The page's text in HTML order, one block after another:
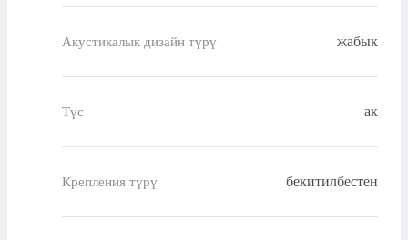
Акустикалык дизайн түрү жабык
Түс ак
Крепления түрү бекитилбестен